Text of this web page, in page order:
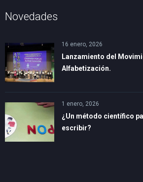
Novedades
16 enero, 2026
Lanzamiento del
Alfabetización.
1 enero, 2026
¿Un método científico
escribir?